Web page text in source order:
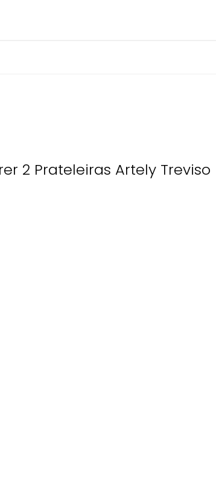
2 Prateleiras Artely Treviso